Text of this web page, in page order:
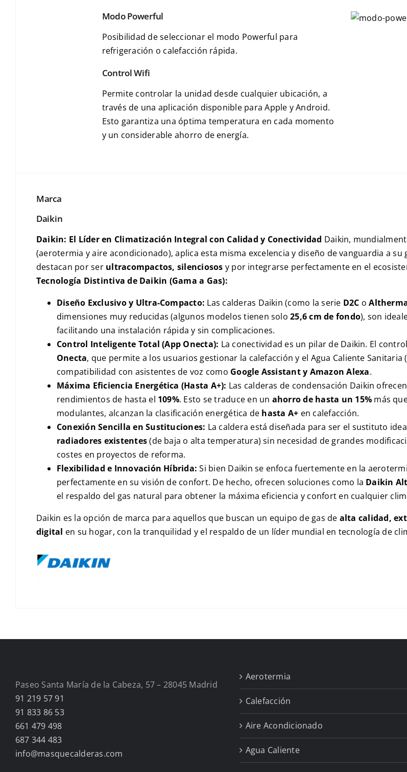
Modo Powerful
Posibilidad de seleccionar el modo Powerful para
refrigeración o calefacción rápida.
Control Wifi
Permite controlar la unidad desde cualquier ubicación, a
través de una aplicación disponible para Apple y Android.
Esto garantiza una óptima temperatura en cada momento
y un considerable ahorro de energía.
Marca
Daikin
Daikin: El Líder en Climatización Integral con Calidad y Conectividad Daikin,
(aerotermia y aire acondicionado), aplica esta misma excelencia y diseño de vanguardia a
destacan por ser ultracompactos, silenciosos y por integrarse perfectamente en el
Tecnología Distintiva de Daikin (Gama a Gas):
Diseño Exclusivo y Ultra-Compacto: Las calderas Daikin (como la serie D2C o
dimensiones muy reducidas (algunos modelos tienen solo25,6 cm de fondo), son
facilitando una instalación rápida y sin complicaciones.
Control Inteligente Total (App Onecta): La conectividad es un pilar de Daikin. El
Onecta, que permite a los usuarios gestionar la calefacción y el Agua Caliente
compatibilidad con asistentes de voz como Google Assistant y Amazon Alexa.
Máxima Eficiencia Energética (Hasta A+): Las calderas de condensación Daikin
rendimientos de hasta el 109%. Esto se traduce en un ahorro de hasta un 15% más
modulantes, alcanzan la clasificación energética de hasta A+ en calefacción.
Conexión Sencilla en Sustituciones: La caldera está diseñada para ser el sustituto
radiadores existentes(de baja o alta temperatura) sin necesidad de grandes
costes en proyectos de reforma.
Flexibilidad e Innovación Híbrida: Si bien Daikin se enfoca fuertemente en la
perfectamente en su visión de confort. De hecho, ofrecen soluciones como la Daikin
el respaldo del gas natural para obtener la máxima eficiencia y confort en cualquier
Daikin es la opción de marca para aquellos que buscan un equipo de gas de alta calidad,
digital en su hogar, con la tranquilidad y el respaldo de un líder mundial en tecnología de
Paseo Santa María de la Cabeza, 57 – 28045 Madrid
91 219 57 91
91 833 86 53
661 479 498
687 344 483
info@masquecalderas.com
Aerotermia
Calefacción
Aire Acondicionado
Agua Caliente